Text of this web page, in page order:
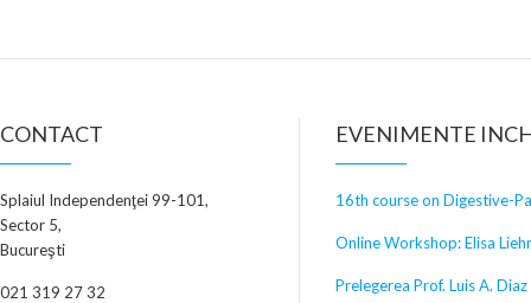
CONTACT
Splaiul Independenţei 99-101,
Sector 5,
Bucureşti
021 319 27 32
EVENIMENTE
16th course on Digestive-
Online Workshop: Elisa
Prelegerea Prof. Luis A. Diaz